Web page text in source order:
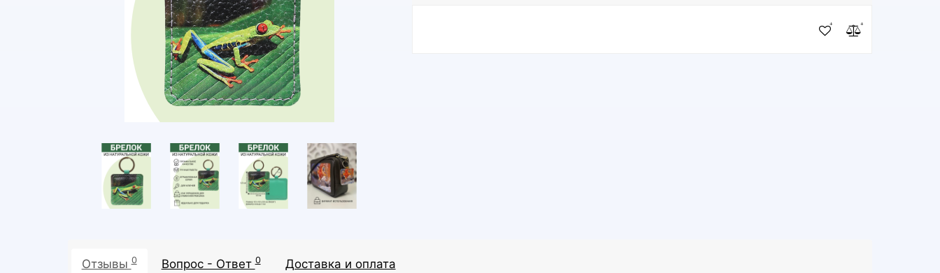
Отзывы0 Вопрос - Ответ0 Доставка и оплата